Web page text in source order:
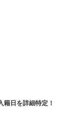
日を詳細特定！